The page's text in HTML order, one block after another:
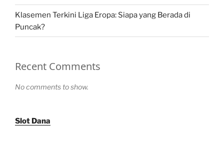
Klasemen Terkini Liga Eropa: Siapa yang Berada di
Puncak?
Recent Comments
No comments to show.
Slot Dana